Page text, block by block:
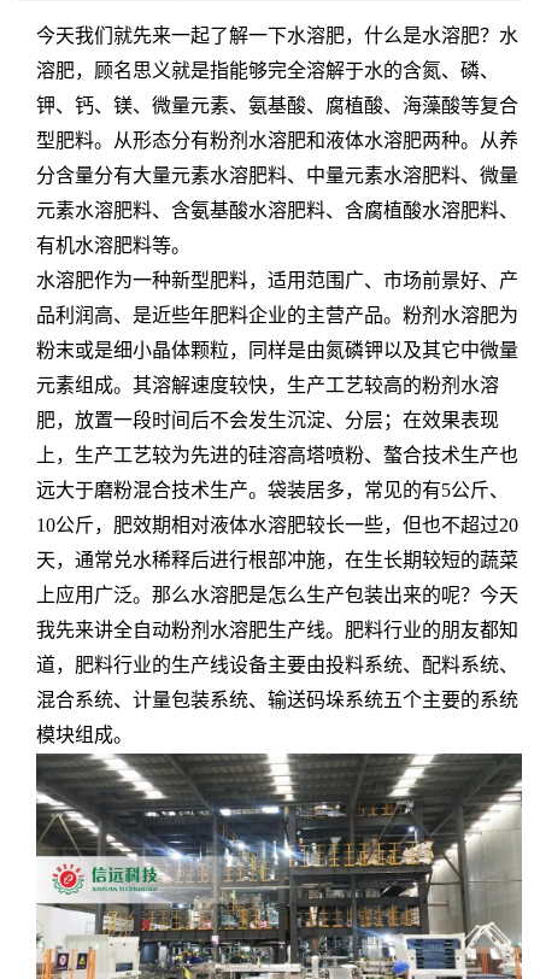
今天我们就先来一起了解一下水溶肥，什么是水溶肥？水
溶肥，顾名思义就是指能够完全溶解于水的含氮、磷、
钾、钙、镁、微量元素、氨基酸、腐植酸、海藻酸等复合
型肥料。从形态分有粉剂水溶肥和液体水溶肥两种。从养
分含量分有大量元素水溶肥料、中量元素水溶肥料、微量
元素水溶肥料、含氨基酸水溶肥料、含腐植酸水溶肥料、
有机水溶肥料等。
水溶肥作为一种新型肥料，适用范围广、市场前景好、产
品利润高、是近些年肥料企业的主营产品。 粉剂水溶肥为
粉末或是细小晶体颗粒，同样是由氮磷钾以及其它中微量
元素组成。其溶解速度较快，生产工艺较高的粉剂水溶
肥，放置一段时间后不会发生沉淀、分层；在效果表现
上，生产工艺较为先进的硅溶高塔喷粉、螯合技术生产也
远大于磨粉混合技术生产。 袋装居多，常见的有5公斤、
10公斤，肥效期相对液体水溶肥较长一些，但也不超过20
天，通常兑水稀释后进行根部冲施，在生长期较短的蔬菜
上应用广泛。 那么水溶肥是怎么生产包装出来的呢？今天
我先来讲全自动粉剂水溶肥生产线。肥料行业的朋友都知
道，肥料行业的生产线设备主要由投料系统、配料系统、
混合系统、计量包装系统、输送码垛系统五个主要的系统
模块组成。